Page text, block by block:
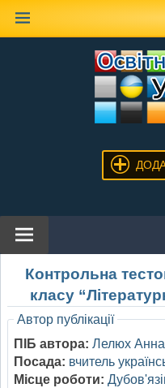
Контрольна
класу
Автор публікації
ПІБ автора: Лелюх
Посада: вчитель
Місце роботи: